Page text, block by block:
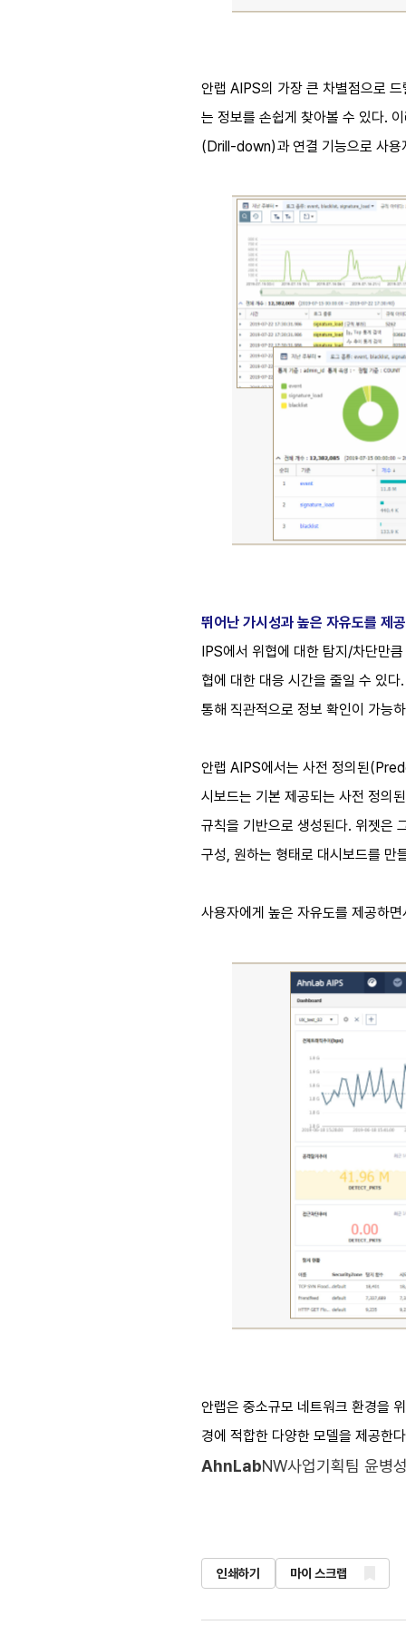
안랩 AIPS의 가장 큰 차별점으로
는 정보를 손쉽게 찾아볼 수 있다.
(Drill-down)과 연결 기능으로 사용
뛰어난 가시성과 높은 자유도를 제
IPS에서 위협에 대한 탐지/차단만
협에 대한 대응 시간을 줄일 수 있
통해 직관적으로 정보 확인이 가능
안랩 AIPS에서는 사전 정의된
시보드는 기본 제공되는 사전 정의
규칙을 기반으로 생성된다. 위젯은
구성, 원하는 형태로 대시보드를 만
사용자에게 높은 자유도를 제공하
안랩은 중소규모 네트워크 환경을
경에 적합한 다양한 모델을 제공한
AhnLabNW사업기획팀 윤병
인쇄하기 마이 스크랩